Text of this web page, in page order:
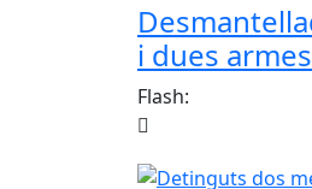
i dues
Flash: